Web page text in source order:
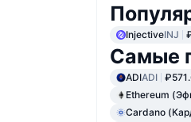
InjectiveINJ
Самые
ADIADI
Ethereum
Cardano